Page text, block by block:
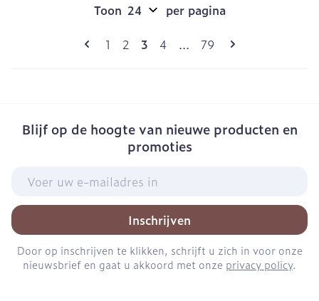
Pagina's
Pagina
1 Pagina
2 U lees momenteel pagina
3 Pagina
4 ... Pagina
79
Toon per pagina
Blijf op de hoogte van nieuwe producten en
promoties
Inschrijven
Door op inschrijven te klikken, schrijft u zich in voor onze
nieuwsbrief en gaat u akkoord met onze privacy policy.